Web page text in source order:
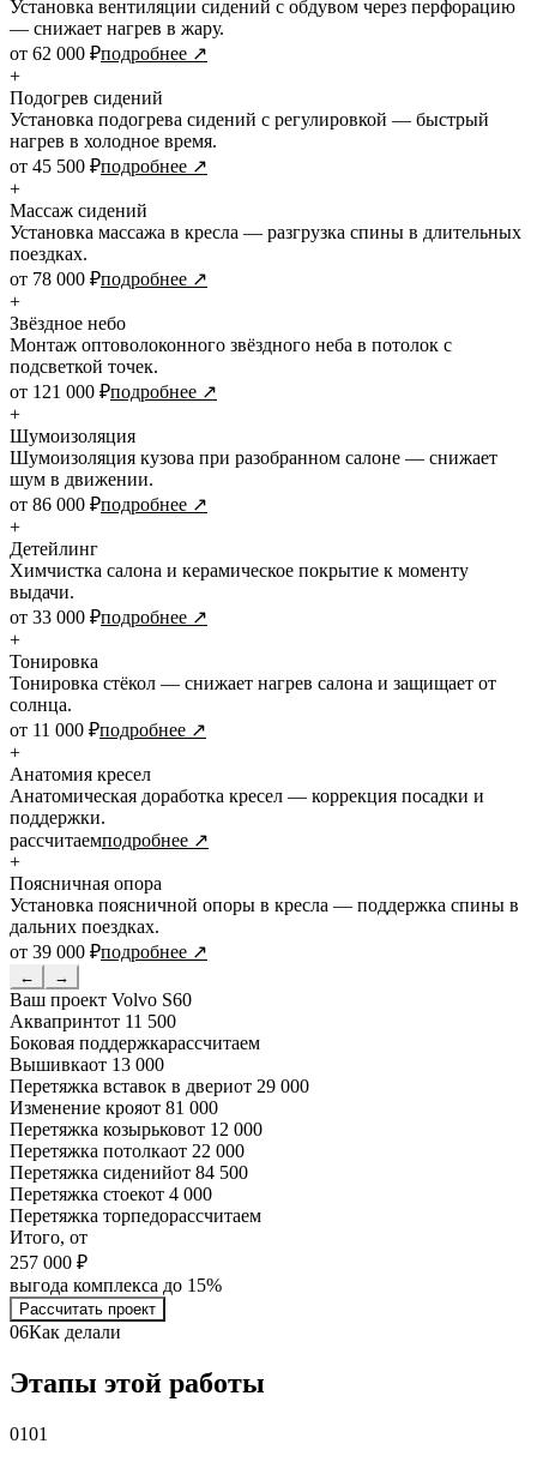
Установка вентиляции сидений с обдувом через перфорацию
— снижает нагрев в жару.
от 62 000 ₽подробнее ↗
+
Подогрев сидений
Установка подогрева сидений с регулировкой — быстрый
нагрев в холодное время.
от 45 500 ₽подробнее ↗
+
Массаж сидений
Установка массажа в кресла — разгрузка спины в длительных
поездках.
от 78 000 ₽подробнее ↗
+
Звёздное небо
Монтаж оптоволоконного звёздного неба в потолок с
подсветкой точек.
от 121 000 ₽подробнее ↗
+
Шумоизоляция
Шумоизоляция кузова при разобранном салоне — снижает
шум в движении.
от 86 000 ₽подробнее ↗
+
Детейлинг
Химчистка салона и керамическое покрытие к моменту
выдачи.
от 33 000 ₽подробнее ↗
+
Тонировка
Тонировка стёкол — снижает нагрев салона и защищает от
солнца.
от 11 000 ₽подробнее ↗
+
Анатомия кресел
Анатомическая доработка кресел — коррекция посадки и
поддержки.
рассчитаемподробнее ↗
+
Поясничная опора
Установка поясничной опоры в кресла — поддержка спины в
дальних поездках.
от 39 000 ₽подробнее ↗
← →
Ваш проект Volvo S60
Аквапринтот 11 500
Боковая поддержкарассчитаем
Вышивкаот 13 000
Перетяжка вставок в двериот 29 000
Изменение крояот 81 000
Перетяжка козырьковот 12 000
Перетяжка потолкаот 22 000
Перетяжка сиденийот 84 500
Перетяжка стоекот 4 000
Перетяжка торпедорассчитаем
Итого, от
257 000 ₽
выгода комплекса до 15%
Рассчитать проект
06Как делали
Этапы этой работы
0101